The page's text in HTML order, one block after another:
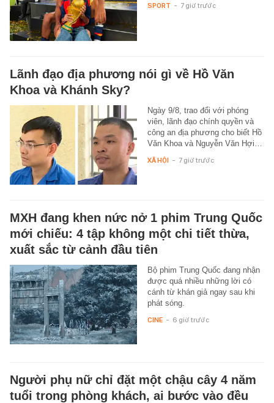
SPORT - 7 giờ trước
Lãnh đạo địa phương nói gì về Hồ Văn
Khoa và Khánh Sky?
Ngày 9/8, trao đổi với phóng
viên, lãnh đạo chính quyền và
công an địa phương cho biết Hồ
Văn Khoa và Nguyễn Văn Hợi…
XÃ HỘI - 7 giờ trước
MXH đang khen nức nở 1 phim Trung Quốc
mới chiếu: 4 tập không một chi tiết thừa,
xuất sắc từ cảnh đầu tiên
Bộ phim Trung Quốc đang nhận
được quá nhiều những lời có
cánh từ khán giả ngay sau khi
phát sóng.
CINE - 6 giờ trước
Người phụ nữ chỉ đặt một chậu cây 4 năm
tuổi trong phòng khách, ai bước vào đều